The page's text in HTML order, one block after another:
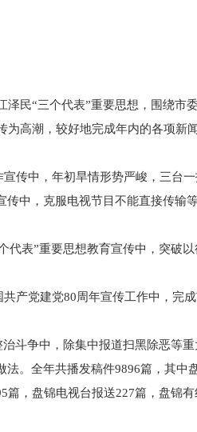
民“三个代表”重要思想，围绕市
为高潮，较好地完成年内的各项新
传中，年初旱情形势严峻，三台
传中，克服电视节目不能直接传输
代表”重要思想教育宣传中，突破
产党建党80周年宣传工作中，完
斗争中，除集中报道扫黑除恶等
法。全年共播发稿件9896篇，其中
篇，盘锦电视台报送227篇，盘锦